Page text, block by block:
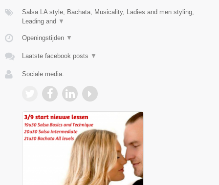
Salsa LA style, Bachata, Musicality, Ladies and men styling,
Leading and ▼
Openingstijden ▼
Laatste facebook posts ▼
Sociale media: